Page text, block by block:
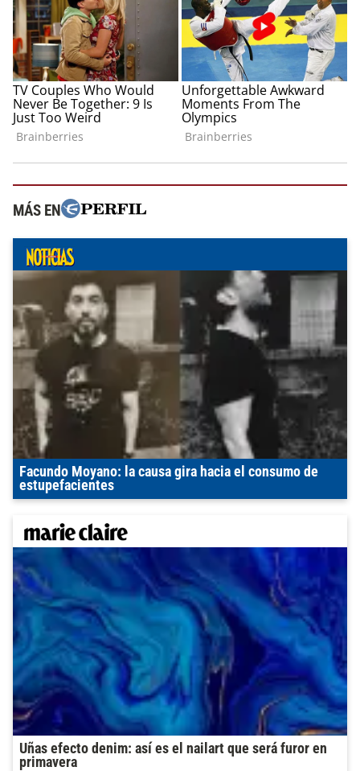
MÁS EN
Facundo Moyano: la causa gira hacia el consumo de
estupefacientes
Uñas efecto denim: así es el nailart que será furor en
primavera